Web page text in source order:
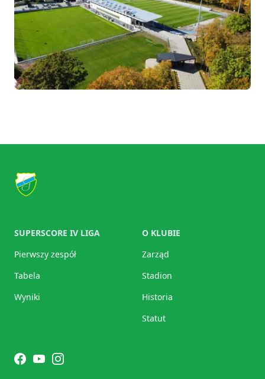
KKS Granica Kętrzyn
SUPERSCORE IV LIGA
Pierwszy zespół
Tabela
Wyniki
O KLUBIE
Zarząd
Stadion
Historia
Statut